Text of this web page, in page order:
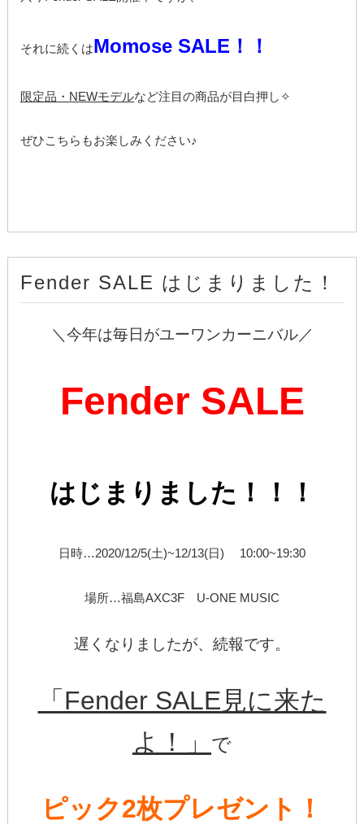
それに続くはMomose SALE！！
限定品・NEWモデルなど注目の商品が目白押し✧
ぜひこちらもお楽しみください♪
Fender SALE はじまりました！
＼今年は毎日がユーワンカーニバル／
Fender SALE
はじ まりました！！！
日時…2020/12/5(土)~12/13(日) 10:00~19:30
場所…福島AXC3F U-ONE MUSIC
遅くなりましたが、続報です。
「Fender SALE見に来た
よ！」
で
ピック2枚プレゼント！